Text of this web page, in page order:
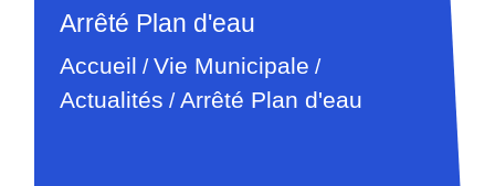
Arrêté Plan d'eau
Accueil /Vie Municipale /
Actualités /Arrêté Plan d'eau